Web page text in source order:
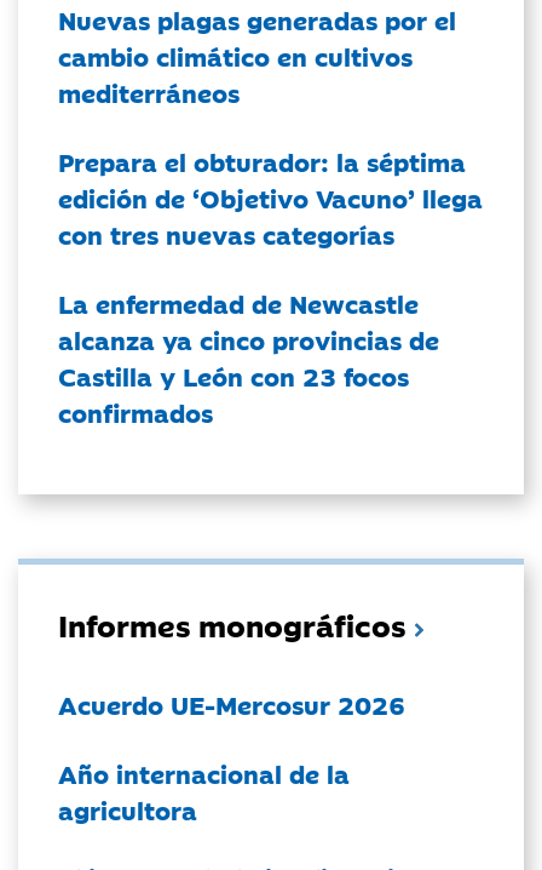
Nuevas plagas generadas por el
cambio climático en cultivos
mediterráneos
Prepara el obturador: la séptima
edición de ‘Objetivo Vacuno’ llega
con tres nuevas categorías
La enfermedad de Newcastle
alcanza ya cinco provincias de
Castilla y León con 23 focos
confirmados
Informes monográficos
Acuerdo UE-Mercosur 2026
Año internacional de la
agricultora